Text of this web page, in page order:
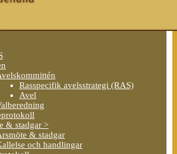
Rasspecifik avelsstrategi (RAS)
Avel
& stadgar >
& stadgar
och handlingar